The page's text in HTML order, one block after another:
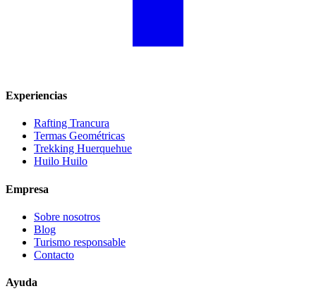
Experiencias
Rafting Trancura
Termas Geométricas
Trekking Huerquehue
Huilo Huilo
Empresa
Sobre nosotros
Blog
Turismo responsable
Contacto
Ayuda